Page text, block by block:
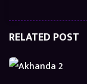
RELATED POST